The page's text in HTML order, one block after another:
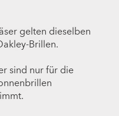
gelten dieselben
Brillen.
sind nur für die